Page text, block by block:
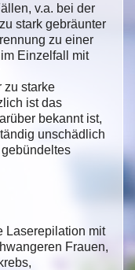
v.a. bei der
stark gebräunter
zu einer
Einzelfall mit
zu starke
ist das
bekannt ist,
unschädlich
Laserepilation mit
Frauen,